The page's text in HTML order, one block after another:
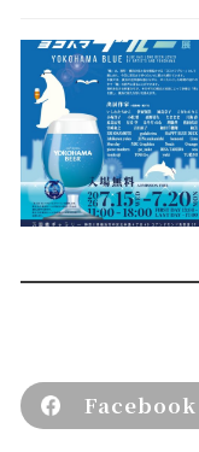
Facebook